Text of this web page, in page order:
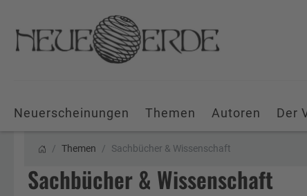
Neuerscheinungen Themen Autoren Der
Themen Sachbücher & Wissenschaft
Sachbücher & Wissenschaft